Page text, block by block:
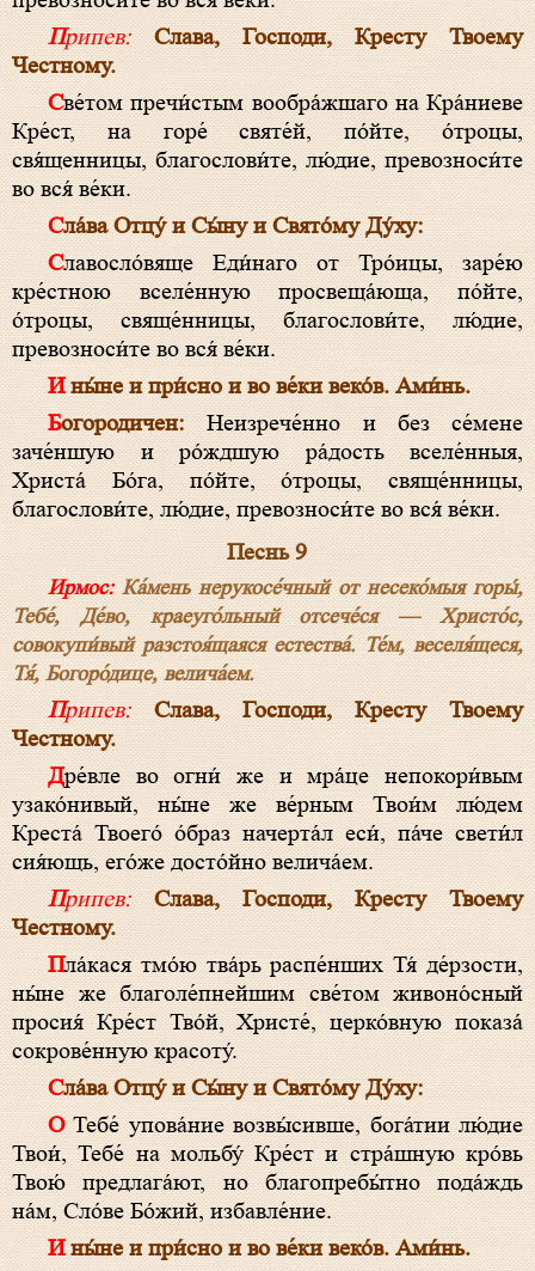
Припев:
Слава, Господи, Кресту Твоему
Честному.
Све́том пречи́стым вообра́жшаго на Кра́ниеве
Кре́ст, на горе́ святе́й, по́йте, о́троцы,
свя́щенницы, благослови́те, лю́дие, превозноси́те
во вся́ ве́ки.
Сла́ва Отцу́ и Сы́ну и Свято́му Ду́ху:
Славосло́вяще Еди́наго от Тро́ицы, заре́ю
кре́стною вселе́нную просвеща́юща, по́йте,
о́троцы, свяще́нницы, благослови́те, лю́дие,
превозноси́те во вся́ ве́ки.
И ны́не и при́сно и во ве́ки веко́в. Ами́нь.
Богородичен: Неизрече́нно и без се́мене
заче́ншую и ро́ждшую ра́дость вселе́нныя,
Христа́ Бо́га, по́йте, о́троцы, свяще́нницы,
благослови́те, лю́дие, превозноси́те во вся́ ве́ки.
Песнь 9
Ирмос:Ка́мень нерукосе́чный от несеко́мыя горы́,
Тебе́, Де́во, краеуго́льный отсече́ся — Христо́с,
совокупи́вый разстоя́щаяся естества́. Те́м, веселя́щеся,
Тя́, Богоро́дице, велича́ем.
Припев:
Слава, Господи, Кресту Твоему
Честному.
Дре́вле во огни́ же и мра́це непокори́вым
узако́нивый, ны́не же ве́рным Твои́м лю́дем
Креста́ Твоего́ о́браз начерта́л еси́, па́че свети́л
сия́ющь, его́же досто́йно велича́ем.
Припев:
Слава, Господи, Кресту Твоему
Честному.
Пла́кася тмо́ю тва́рь распе́нших Тя́ де́рзости,
ны́не же благоле́пнейшим све́том живоно́сный
просия́ Кре́ст Тво́й, Христе́, церко́вную показа́
сокрове́нную красоту́.
Сла́ва Отцу́ и Сы́ну и Свято́му Ду́ху:
О Тебе́ упова́ние возвы́сивше, бога́тии лю́дие
Твои́, Тебе́ на мольбу́ Кре́ст и стра́шную кро́вь
Твою́ предлага́ют, но благопребы́тно пода́ждь
на́м, Сло́ве Бо́жий, избавле́ние.
И ны́не и при́сно и во ве́ки веко́в. Ами́нь.